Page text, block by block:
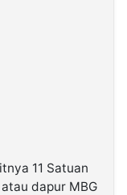
11 Satuan
dapur MBG